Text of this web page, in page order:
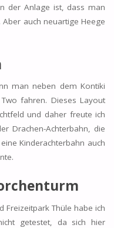
der Anlage ist, dass man
auch neuartige Heege
man neben dem Kontiki
fahren. Dieses Layout
und daher freute ich
Drachen-Achterbahn, die
Kinderachterbahn auch
Freizeitpark Thüle habe ich
getestet, da sich hier